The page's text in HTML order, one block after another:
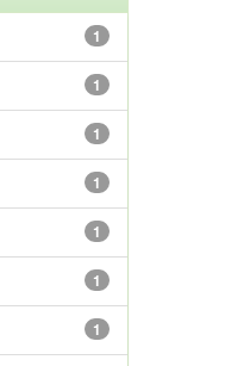
1
1
1
1
1
1
1